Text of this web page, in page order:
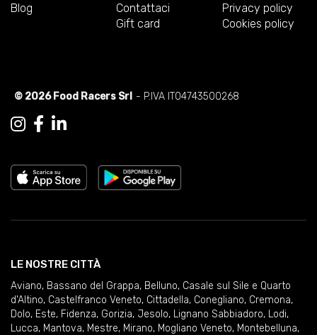
Blog
Contattaci
Gift card
Privacy policy
Cookies policy
© 2026 Food Racers Srl - P.IVA IT04743500268
LE NOSTRE CITTÀ
Aviano, Bassano del Grappa, Belluno, Casale sul Sile e Quarto
d'Altino, Castelfranco Veneto, Cittadella, Conegliano, Cremona,
Dolo, Este, Fidenza, Gorizia, Jesolo, Lignano Sabbiadoro, Lodi,
Lucca, Mantova, Mestre, Mirano, Mogliano Veneto, Montebelluna,